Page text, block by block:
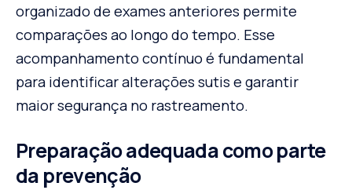
organizado de exames anteriores permite
comparações ao longo do tempo. Esse
acompanhamento contínuo é fundamental
para identificar alterações sutis e garantir
maior segurança no rastreamento.
Preparação adequada como parte
da prevenção